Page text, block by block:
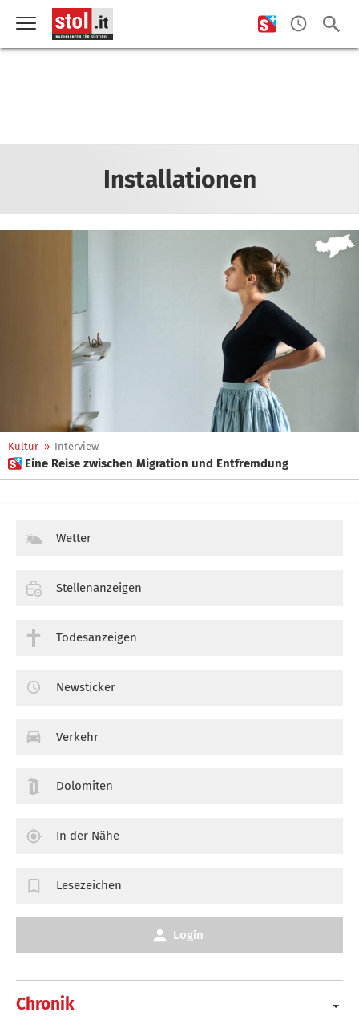
Installationen
Kultur » Interview
 Eine Reise zwischen Migration und Entfremdung
Chronik
Wetter
Stellenanzeigen
Todesanzeigen
Newsticker
Verkehr
Dolomiten
In der Nähe
Lesezeichen
Login